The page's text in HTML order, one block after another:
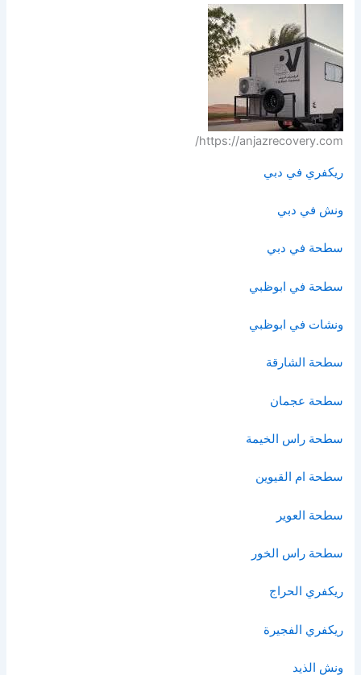
https://anjazrecovery.com/
ريكفري في دبي
ونش في دبي
سطحة في دبي
سطحة في ابوظبي
ونشات في ابوظبي
سطحة الشارقة
سطحة عجمان
سطحة راس الخيمة
سطحة ام القيوين
سطحة العوير
سطحة راس الخور
ريكفري الحراج
ريكفري الفجيرة
ونش الذيد